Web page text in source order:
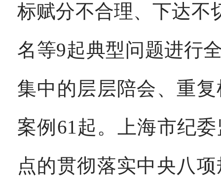
标赋分不合理、下达不
名等9起典型问题进行
集中的层层陪会、重
案例61起。上海市纪
点的贯彻落实中央八